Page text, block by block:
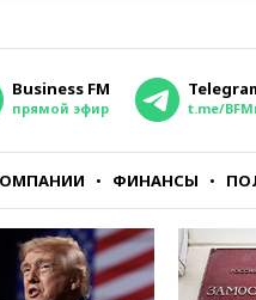
Business FM
прямой эфир t.me/
ФИНАНСЫ